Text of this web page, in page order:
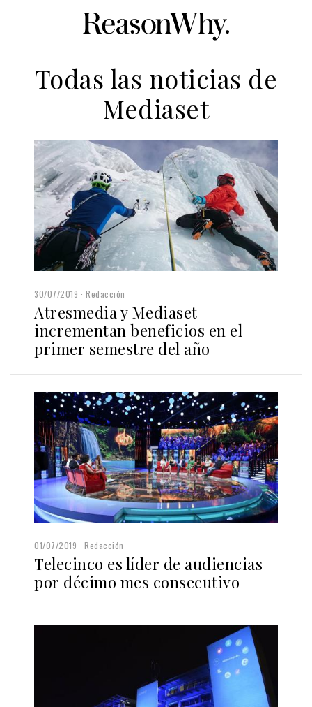
Todas las noticias de
Mediaset
30/07/2019 Redacción
Atresmedia y Mediaset
incrementan beneficios en el
primer semestre del año
01/07/2019 Redacción
Telecinco es líder de audiencias
por décimo mes consecutivo